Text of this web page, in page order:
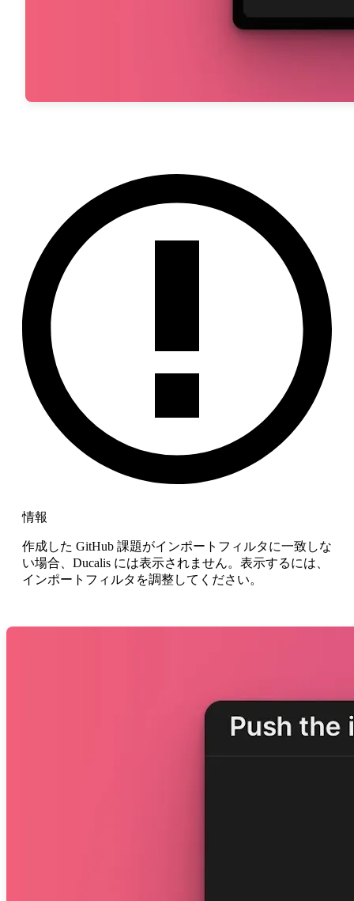
情報
作成した GitHub 課題がインポートフィルタに一致しな
い場合、 Ducalis には表示されません。表示するには、
インポートフィルタを調整してください。